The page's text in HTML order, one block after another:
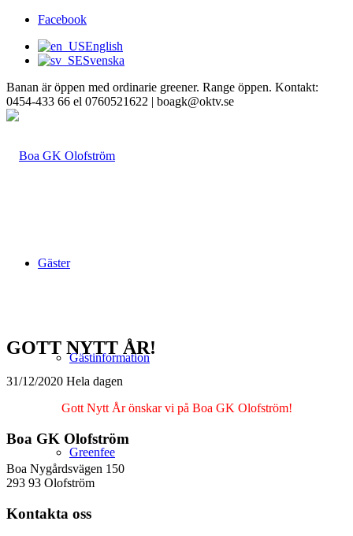
Facebook
English
Svenska
Banan är öppen med ordinarie greener. Range öppen. Kontakt:
0454-433 66 el 0760521622 | boagk@oktv.se
Gäster
Gästinformation
Greenfee
GOTT NYTT ÅR!
31/12/2020 Hela dagen
Gott Nytt År önskar vi på Boa GK Olofström!
Boa GK Olofström
Boa Nygårdsvägen 150
293 93 Olofström
Kontakta oss